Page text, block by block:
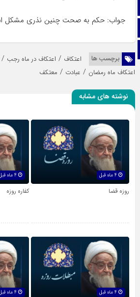
اینستاگرام
جواب: حکم به صحت چنین نذری مشکل
برچسب ها اعتکاف / اعتکاف در ماه رجب /
اعتکاف ماه رمضان / عبادت / معتکف
نوشته های مشابه
4 ماه قبل
روزه قضا کفاره روزه
4 ماه قبل